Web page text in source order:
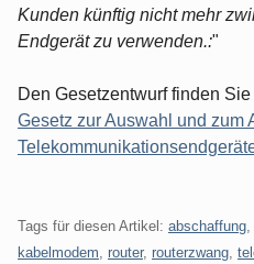
Kunden künftig nicht mehr
Endgerät zu verwenden.:"
Den Gesetzentwurf finden
Gesetz zur Auswahl und zum
Tags für diesen Artikel: abschaffung
kabelmodem router, routerzwang